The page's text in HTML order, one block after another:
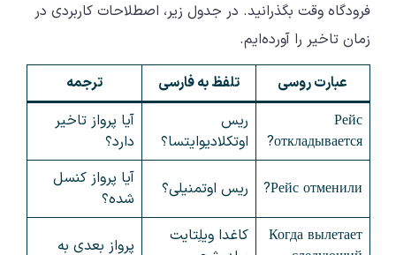
فرودگاه وقت بگذرانید. در جدول زیر، اصطلاحات کاربردی در
زمان تاخیر را آورده‌ایم.
عبارت روسی تلفظ به فارسی
ترجمه
Рейс
откладывается?
ریس
اوتکلادیوایتسا؟
آیا پرواز تاخیر
دارد؟
Рейс отменили? ریس اوتمنیلی؟
آیا پرواز کنسل
شده؟
Когда вылетает
کاغدا ویلِتایت
پرواز بعدی به